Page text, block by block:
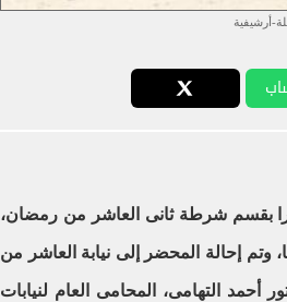
أرشيفية
بقسم شرطة ثانى العاشر من رمضان،
وتم إحالة المحضر إلى نيابة العاشر من
أحمد التهامى، المحامى العام لنيابات